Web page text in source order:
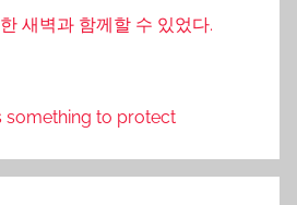
새벽과 함께할 수 있었다.
something to protect